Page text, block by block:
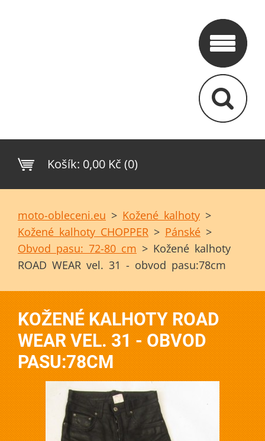
Košík: 0,00 Kč (0)
moto-obleceni.eu > Kožené kalhoty >
Kožené kalhoty CHOPPER > Pánské >
Obvod pasu: 72-80 cm > Kožené kalhoty
ROAD WEAR vel. 31 - obvod pasu:78cm
KOŽENÉ KALHOTY ROAD
WEAR VEL. 31 - OBVOD
PASU:78CM